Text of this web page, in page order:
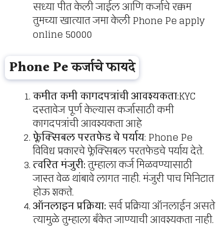
सध्या पीत केली जाईल आणि कर्जाचे रक्कम
तुमच्या खात्यात जमा केली Phone Pe apply
online 50000
Phone Pe कर्जाचे फायदे
कमीत कमी कागदपत्रांची आवश्यकता:KYC
दस्तावेज पूर्ण केल्यास कर्जासाठी कमी
कागदपत्रांची आवश्यकता आहे
फ्लेक्सिबलपरतफेड चे पर्याय: Phone Pe
विविध प्रकारचे फ्लेक्सिबल परतफेडचे पर्याय देते.
त्वरित मंजुरी:तुम्हाला कर्ज मिळवण्यासाठी
जास्त वेळ थांबावे लागत नाही. मंजुरी पाच मिनिटात
होऊ शकते.
ऑनलाइन प्रक्रिया:सर्व प्रक्रिया ऑनलाईन असते
त्यामुळे तुम्हाला बँकेत जाण्याची आवश्यकता नाही.